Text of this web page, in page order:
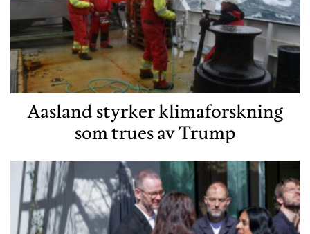
Aasland styrker klimaforskning
som trues av Trump